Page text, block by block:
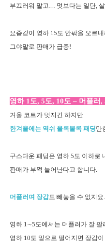
부끄러워 말고… 멋보다는 일단,
요즘같이 영하 15도 안팎을 오르
그야말로 판매가 급증!
영하 1도, 5도, 10도 – 머플러,
겨울 코트가 멋지긴 하지만
한겨울에는 역쉬 올록볼록 패딩만
구스다운 패딩은 영하 5도 이하로
판매가 부쩍 늘어난다고 합니다.
머플러며 장갑도 빼놓을 수 없지요.
영하 1∼5도에서는 머플러가 잘 팔
영하 10도 밑으로 떨어지면 장갑